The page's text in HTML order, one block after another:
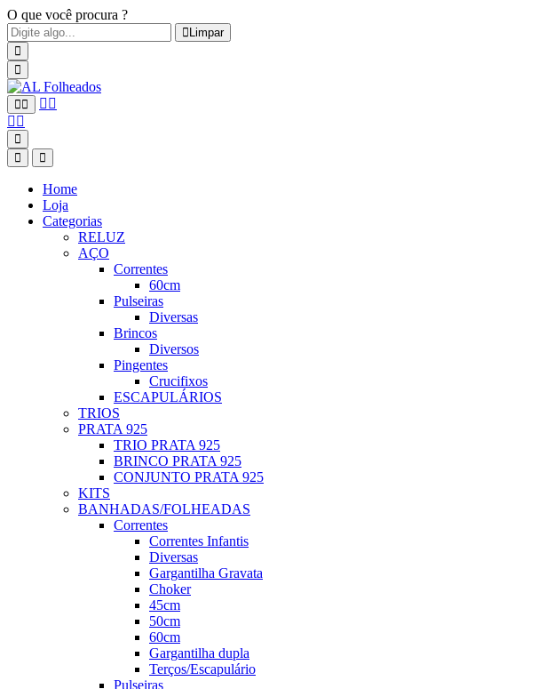
O que você procura ?
Limpar
Home
Loja
Categorias
RELUZ
AÇO
Correntes
60cm
Pulseiras
Diversas
Brincos
Diversos
Pingentes
Crucifixos
ESCAPULÁRIOS
TRIOS
PRATA 925
TRIO PRATA 925
BRINCO PRATA 925
CONJUNTO PRATA 925
KITS
BANHADAS/FOLHEADAS
Correntes
Correntes Infantis
Diversas
Gargantilha Gravata
Choker
45cm
50cm
60cm
Gargantilha dupla
Terços/Escapulário
Pulseiras